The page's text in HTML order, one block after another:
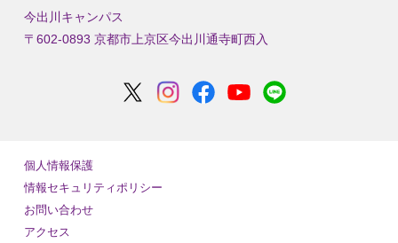
今出川キャンパス
〒602-0893 京都市上京区今出川通寺町西入
個人情報保護
情報セキュリティポリシー
お問い合わせ
アクセス